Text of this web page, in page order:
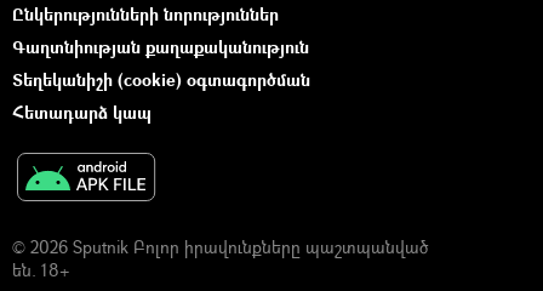
Ընկերությունների նորություններ
Գաղտնիության քաղաքականություն
Տեղեկանիշի (cookie) օգտագործման
Հետադարձ կապ
© 2026 Sputnik Բոլոր իրավունքները պաշտպանված
են. 18+